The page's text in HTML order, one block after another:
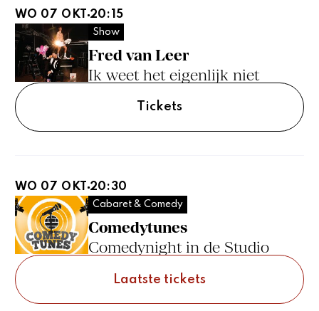
Fred van Leer
Ik weet het eigenlijk niet
Show
Tickets
WO 07 OKT 20:15
Comedytunes
Comedynight in de Studio
Cabaret & Comedy
Laatste tickets
WO 07 OKT 20:30